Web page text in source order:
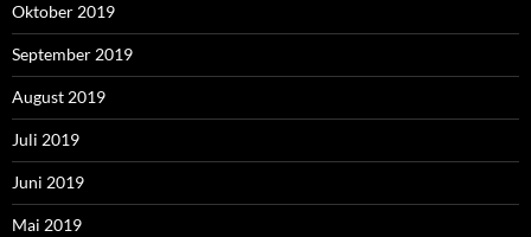
Oktober 2019
September 2019
August 2019
Juli 2019
Juni 2019
Mai 2019